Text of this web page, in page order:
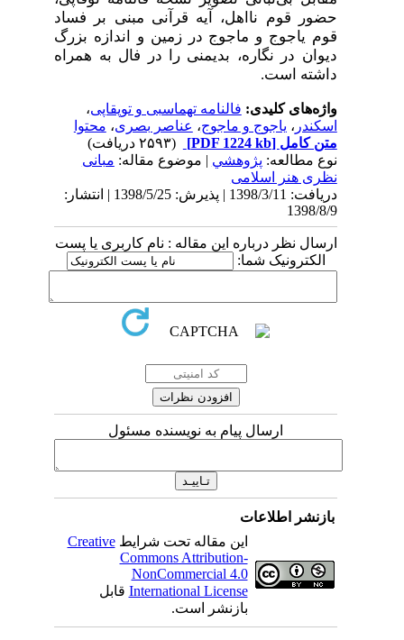
حضور قوم نااهل، آیه قرآنی مبنی بر فساد
قوم یاجوج و ماجوج در زمین و اندازه بزرگ
دیوان در نگاره، بدیمنی را در فال به همراه
داشته است.
واژه‌های کلیدی:فالنامه تهماسبی و توپقاپی ،
یاجوج و ماجوج ،عناصر بصری،محتوا
متن کامل[PDF 1224 kb]
(۲۵۹۳ دریافت)
نوع مطالعه: پژوهشي | موضوع مقاله:مبانی
نظری هنر اسلامی
دریافت: 1398/3/11 | پذیرش: 1398/5/25 | انتشار:
ارسال نظر درباره این مقاله : نام کاربری یا پست
الکترونیک شما:
ارسال پیام به نویسنده مسئول
بازنشر اطلاعات
این مقاله تحت شرایطCreative
Commons Attribution-
NonCommercial 4.0
International Licenseقابل
بازنشر است.